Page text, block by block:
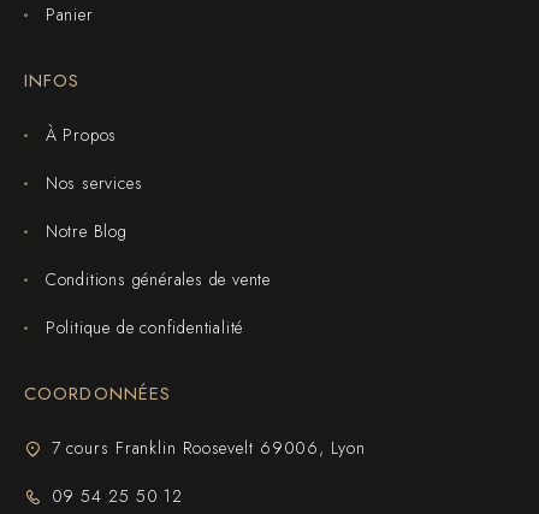
Panier
INFOS
À Propos
Nos services
Notre Blog
Conditions générales de vente
Politique de confidentialité
COORDONNÉES
7 cours Franklin Roosevelt 69006, Lyon
09 54 25 50 12